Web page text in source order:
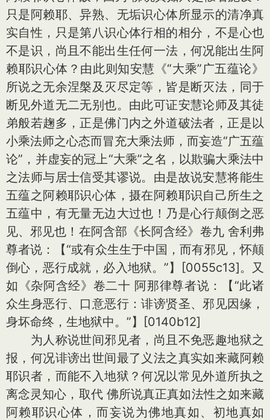
只是阿赖耶、异熟、无垢识心体所显示的清净真
实自性，只是第八识心体行相的相分，不是心也
不是识，尚且不能出生任何一法，何况能出生阿
赖耶识心体？由此则知安慧《“大乘”广五蕴论》
所说之无余涅槃及灭尽定等，皆是断灭法，同于
断见外道无二无别也。由此可证安慧论师及其徒
弟般若趜多，正是佛门内之外道破法者，正是以
小乘法师之心态而冒充大乘法师，而妄造“广五蕴
论”，并虚妄的冠上“大乘”之名，以欺骗大乘法中
之法师与居士信受其谬说。由是故说安慧将能生
五蕴之阿赖耶识心体，摄在阿赖耶识自己所生之
五蕴中，有无量无边大过也！乃是心行颠倒之恶
见、邪见也！在阿含部《长阿含经》卷九 舍利弗
尊者说：【“或有众生生于中国，而有邪见，怀颠
倒心，恶行成就，必入地狱。”】[0055c13]。又
如《杂阿含经》卷二十 阿那律尊者说：【“此诸
众生身恶行、口意恶行：诽谤贤圣、邪见因缘，
身坏命终，生地狱中。”】[0140b12]
为人称说世间邪见者，尚且不免恶趣地狱之
报，何况诽谤出世间最了义法之真实如来藏阿赖
耶识者，而能不入地狱？何况以常见外道所执之
离念灵知心，取代 佛所说真正真如法性之如来藏
阿赖耶识心体，而妄说为佛地真如、初地真如